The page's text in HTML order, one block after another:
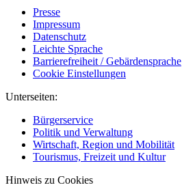
Presse
Impressum
Datenschutz
Leichte Sprache
Barrierefreiheit / Gebärdensprache
Cookie Einstellungen
Unterseiten:
Bürgerservice
Politik und Verwaltung
Wirtschaft, Region und Mobilität
Tourismus, Freizeit und Kultur
Hinweis zu Cookies